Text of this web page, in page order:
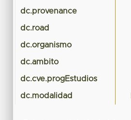
dc.provenance
dc.road
dc.organismo
dc.ambito
dc.cve.progEstudios
dc.modalidad